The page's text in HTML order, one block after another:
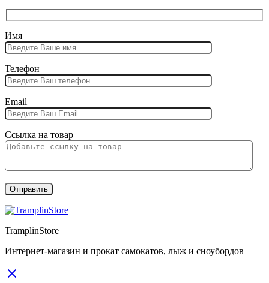
Имя
Телефон
Email
Ссылка на товар
TramplinStore
Интернет-магазин и прокат самокатов, лыж и сноубордов